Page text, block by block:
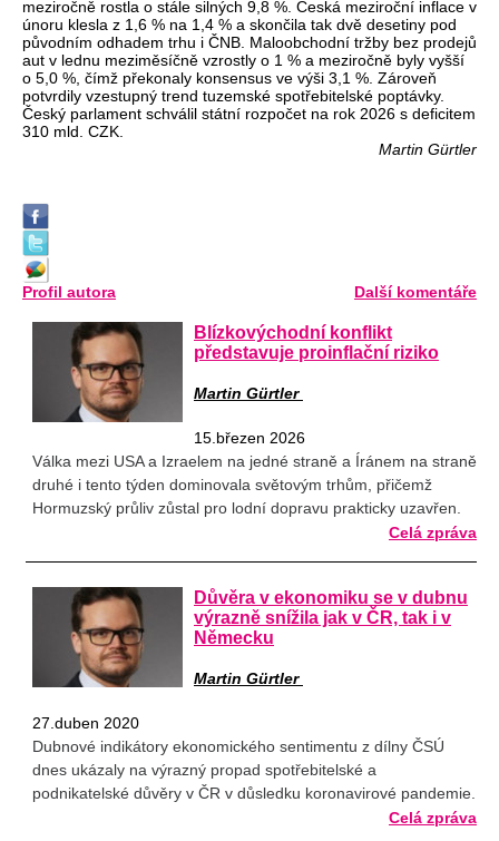
meziročně rostla o stále silných 9,8 %. Česká meziroční inflace v
únoru klesla z 1,6 % na 1,4 % a skončila tak dvě desetiny pod
původním odhadem trhu i ČNB. Maloobchodní tržby bez prodejů
aut v lednu meziměsíčně vzrostly o 1 % a meziročně byly vyšší
o 5,0 %, čímž překonaly konsensus ve výši 3,1 %. Zároveň
potvrdily vzestupný trend tuzemské spotřebitelské poptávky.
Český parlament schválil státní rozpočet na rok 2026 s deficitem
310 mld. CZK.
Martin Gürtler
Profil autora Další komentáře
Blízkovýchodní konflikt
představuje proinflační riziko
Martin Gürtler
15.březen 2026
Válka mezi USA a Izraelem na jedné straně a Íránem na straně
druhé i tento týden dominovala světovým trhům, přičemž
Hormuzský průliv zůstal pro lodní dopravu prakticky uzavřen.
Celá zpráva
Důvěra v ekonomiku se v dubnu
výrazně snížila jak v ČR, tak i v
Německu
Martin Gürtler
27.duben 2020
Dubnové indikátory ekonomického sentimentu z dílny ČSÚ
dnes ukázaly na výrazný propad spotřebitelské a
podnikatelské důvěry v ČR v důsledku koronavirové pandemie.
Celá zpráva